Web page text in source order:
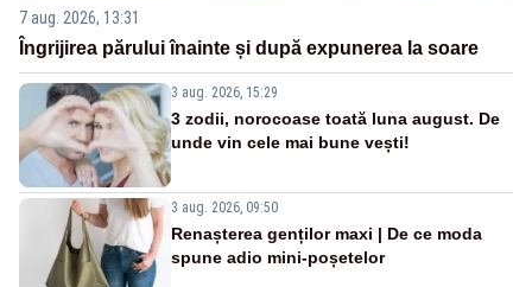
7 aug. 2026, 13:31
Îngrijirea părului înainte și după expunerea la soare
3 aug. 2026, 15:29
3 zodii, norocoase toată luna august. De
unde vin cele mai bune vești!
3 aug. 2026, 09:50
Renașterea genților maxi | De ce moda
spune adio mini-poșetelor